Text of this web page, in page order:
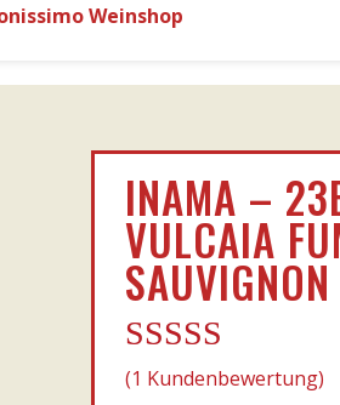
INAMA –
VULCAIA
Bewertet mit
(1 Kundenbewertung)